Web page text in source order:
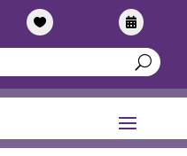
 